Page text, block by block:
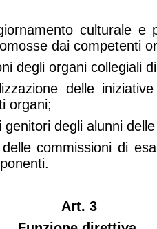
culturale e
dai competenti
degli organi collegiali
delle
organi;
degli alunni
commissioni di
Art. 3